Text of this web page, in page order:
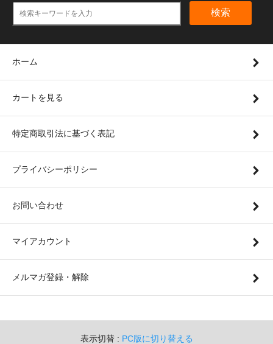
検索
ホーム
カートを見る
特定商取引法に基づく表記
プライバシーポリシー
お問い合わせ
マイアカウント
メルマガ登録・解除
表示切替 : PC版に切り替える